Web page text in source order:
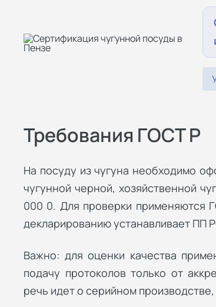
Требования ГОСТ Р
На посуду из чугуна необходимо
чугунной черной, хозяйственной
000 0. Для проверки применяются
декларированию устанавливает ПП
Важно: для оценки качества
подачу протоколов только от
речь идет о серийном